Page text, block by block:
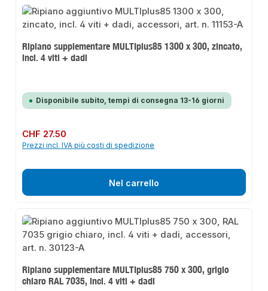
Ripiano supplementare MULTIplus85 1300 x 300, zincato,
incl. 4 viti + dadi
Disponibile subito, tempi di consegna 13-16 giorni
Prezzo normale:
CHF 27.50
Prezzi incl. IVA più costi di spedizione
Nel carrello
Ripiano supplementare MULTIplus85 750 x 300, grigio
chiaro RAL 7035, incl. 4 viti + dadi